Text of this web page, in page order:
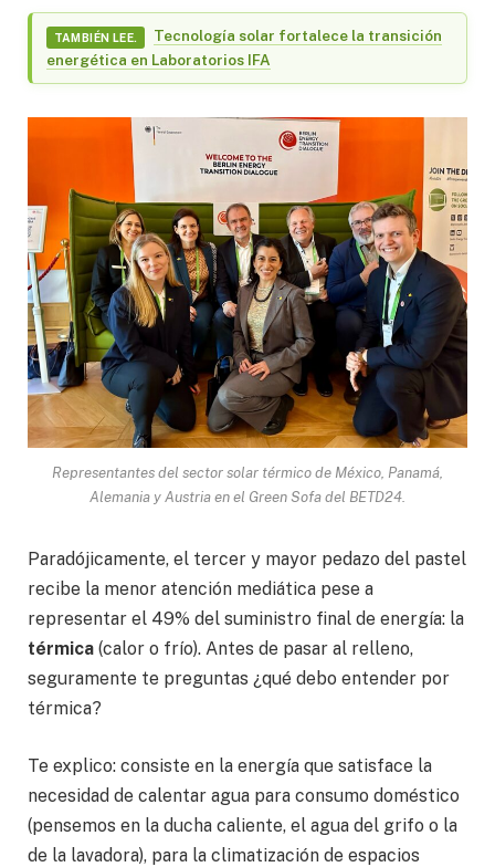
TAMBIÉN LEE.
Tecnología solar fortalece la transición
energética en Laboratorios IFA
Representantes del sector solar térmico de México, Panamá,
Alemania y Austria en el Green Sofa del BETD24.
Paradójicamente, el tercer y mayor pedazo del pastel
recibe la menor atención mediática pese a
representar el 49% del suministro final de energía: la
térmica (calor o frío). Antes de pasar al relleno,
seguramente te preguntas ¿qué debo entender por
térmica?
Te explico: consiste en la energía que satisface la
necesidad de calentar agua para consumo doméstico
(pensemos en la ducha caliente, el agua del grifo o la
de la lavadora), para la climatización de espacios